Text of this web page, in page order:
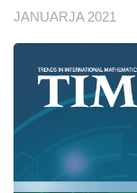
JANUARJA 2021